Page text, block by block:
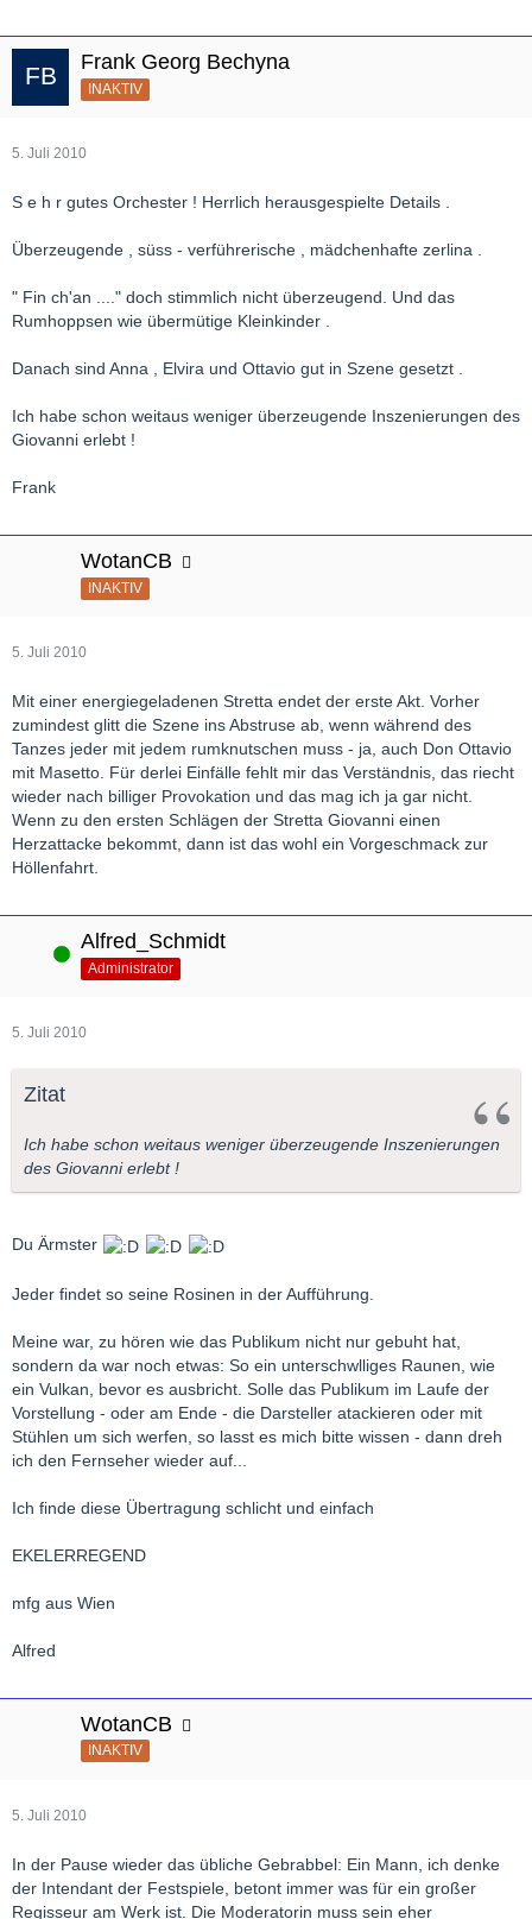
Frank Georg Bechyna
INAKTIV
5. Juli 2010
S e h r gutes Orchester ! Herrlich herausgespielte Details .
Überzeugende , süss - verführerische , mädchenhafte zerlina .
" Fin ch'an ...." doch stimmlich nicht überzeugend. Und das
Rumhoppsen wie übermütige Kleinkinder .
Danach sind Anna , Elvira und Ottavio gut in Szene gesetzt .
Ich habe schon weitaus weniger überzeugende Inszenierungen des
Giovanni erlebt !
Frank
WotanCB
INAKTIV
5. Juli 2010
Mit einer energiegeladenen Stretta endet der erste Akt. Vorher
zumindest glitt die Szene ins Abstruse ab, wenn während des
Tanzes jeder mit jedem rumknutschen muss - ja, auch Don Ottavio
mit Masetto. Für derlei Einfälle fehlt mir das Verständnis, das riecht
wieder nach billiger Provokation und das mag ich ja gar nicht.
Wenn zu den ersten Schlägen der Stretta Giovanni einen
Herzattacke bekommt, dann ist das wohl ein Vorgeschmack zur
Höllenfahrt.
Online Alfred_Schmidt
Administrator
5. Juli 2010
Zitat
Ich habe schon weitaus weniger überzeugende Inszenierungen
des Giovanni erlebt !
Du Ärmster
Jeder findet so seine Rosinen in der Aufführung.
Meine war, zu hören wie das Publikum nicht nur gebuht hat,
sondern da war noch etwas: So ein unterschwlliges Raunen, wie
ein Vulkan, bevor es ausbricht. Solle das Publikum im Laufe der
Vorstellung - oder am Ende - die Darsteller atackieren oder mit
Stühlen um sich werfen, so lasst es mich bitte wissen - dann dreh
ich den Fernseher wieder auf...
Ich finde diese Übertragung schlicht und einfach
EKELERREGEND
mfg aus Wien
Alfred
WotanCB
INAKTIV
5. Juli 2010
In der Pause wieder das übliche Gebrabbel: Ein Mann, ich denke
der Intendant der Festspiele, betont immer was für ein großer
Regisseur am Werk ist. Die Moderatorin muss sein eher